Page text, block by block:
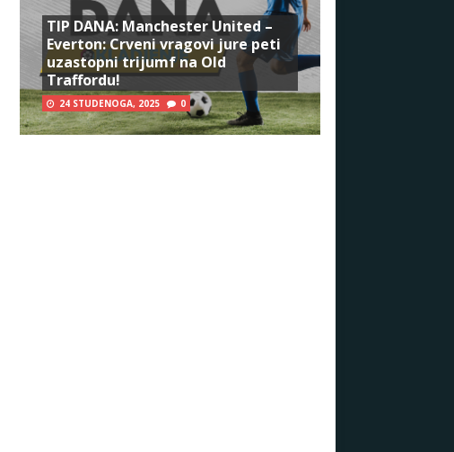
TIP DANA: Manchester United –
Everton: Crveni vragovi jure peti
uzastopni trijumf na Old
Traffordu!
24 STUDENOGA, 2025 0